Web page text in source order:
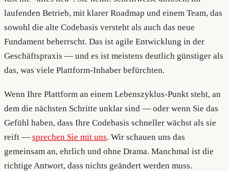
laufenden Betrieb, mit klarer Roadmap und einem Team, das
sowohl die alte Codebasis versteht als auch das neue
Fundament beherrscht. Das ist agile Entwicklung in der
Geschäftspraxis — und es ist meistens deutlich günstiger als
das, was viele Plattform-Inhaber befürchten.
Wenn Ihre Plattform an einem Lebenszyklus-Punkt steht, an
dem die nächsten Schritte unklar sind — oder wenn Sie das
Gefühl haben, dass Ihre Codebasis schneller wächst als sie
reift — sprechen Sie mit uns. Wir schauen uns das
gemeinsam an, ehrlich und ohne Drama. Manchmal ist die
richtige Antwort, dass nichts geändert werden muss.